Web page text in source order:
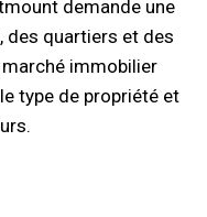
demande une
des quartiers et des
immobilier
type de propriété et